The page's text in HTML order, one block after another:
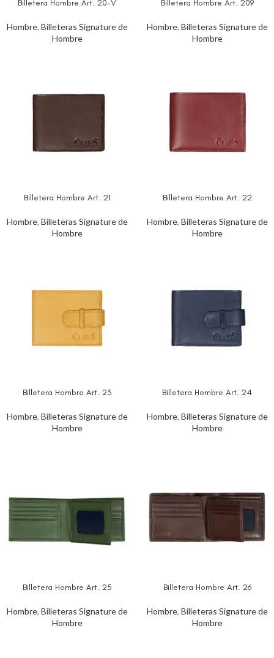
Billetera Hombre Art. 20-V
Hombre, Billeteras Signature de
Hombre
Billetera Hombre Art. 209
Hombre, Billeteras Signature de
Hombre
Billetera Hombre Art. 21
Hombre, Billeteras Signature de
Hombre
Billetera Hombre Art. 22
Hombre, Billeteras Signature de
Hombre
Billetera Hombre Art. 23
Hombre, Billeteras Signature de
Hombre
Billetera Hombre Art. 24
Hombre, Billeteras Signature de
Hombre
Billetera Hombre Art. 25
Hombre, Billeteras Signature de
Hombre
Billetera Hombre Art. 26
Hombre, Billeteras Signature de
Hombre